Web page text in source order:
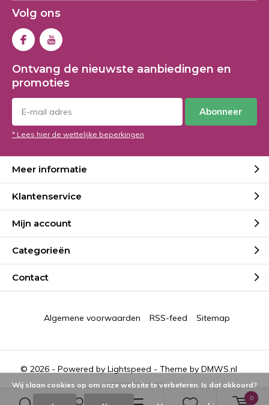
0
Volg ons
Ontvang de nieuwste aanbiedingen en
promoties
Abonneer
* Lees hier de wettelijke beperkingen
Meer informatie
Klantenservice
Mijn account
Categorieën
Contact
© 2026 - Powered by Lightspeed - Theme by DMWS.nl
Algemene voorwaarden RSS-feed Sitemap
Wij slaan cookies op om onze website te verbeteren. Is dat akkoord?